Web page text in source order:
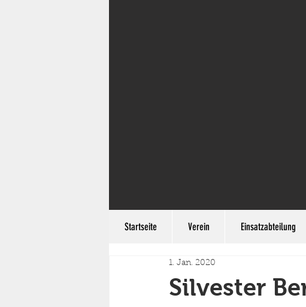
Silvester
1. Jan. 2020
Startseite Verein Einsatzabteilung